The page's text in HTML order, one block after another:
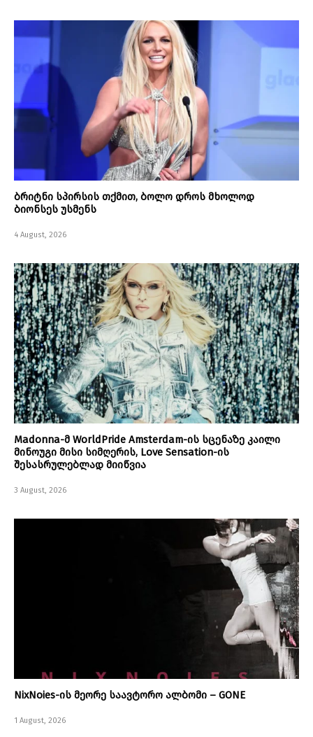
ბრიტნი სპირსის თქმით, ბოლო დროს მხოლოდ
ბიონსეს უსმენს
4 August, 2026
Madonna-მ WorldPride Amsterdam-ის სცენაზე კაილი
მინოუგი მისი სიმღერის, Love Sensation-ის
შესასრულებლად მიიწვია
3 August, 2026
NixNoies-ის მეორე საავტორო ალბომი – GONE
1 August, 2026